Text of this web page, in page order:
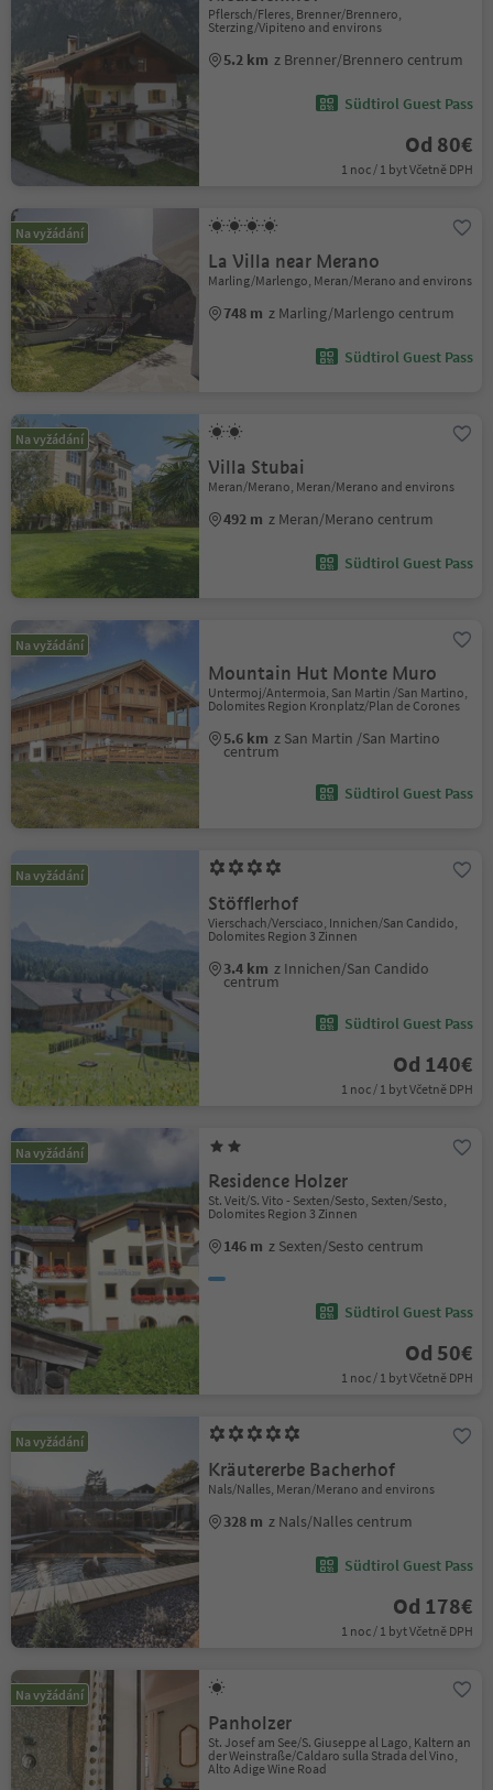
Pflersch/Fleres, Brenner/Brennero,
Sterzing/Vipiteno and environs
5.2 km z Brenner/Brennero centrum
Südtirol Guest Pass
Od 80€
1 noc / 1 byt Včetně DPH
Na vyžádání
La Villa near Merano
Marling/Marlengo, Meran/Merano and environs
748 m z Marling/Marlengo centrum
Südtirol Guest Pass
Na vyžádání
Villa Stubai
Meran/Merano, Meran/Merano and environs
492 m z Meran/Merano centrum
Südtirol Guest Pass
Na vyžádání
Mountain Hut Monte Muro
Untermoj/Antermoia, San Martin /San Martino,
Dolomites Region Kronplatz/Plan de Corones
5.6 km z San Martin /San Martino
centrum
Südtirol Guest Pass
Na vyžádání
Stöfflerhof
Vierschach/Versciaco, Innichen/San Candido,
Dolomites Region 3 Zinnen
3.4 km z Innichen/San Candido
centrum
Südtirol Guest Pass
Od 140€
1 noc / 1 byt Včetně DPH
Na vyžádání
Residence Holzer
St. Veit/S. Vito - Sexten/Sesto, Sexten/Sesto,
Dolomites Region 3 Zinnen
146 m z Sexten/Sesto centrum
Südtirol Guest Pass
Od 50€
1 noc / 1 byt Včetně DPH
Na vyžádání
Kräutererbe Bacherhof
Nals/Nalles, Meran/Merano and environs
328 m z Nals/Nalles centrum
Südtirol Guest Pass
Od 178€
1 noc / 1 byt Včetně DPH
Na vyžádání
Panholzer
St. Josef am See/S. Giuseppe al Lago, Kaltern an
der Weinstraße/Caldaro sulla Strada del Vino,
Alto Adige Wine Road